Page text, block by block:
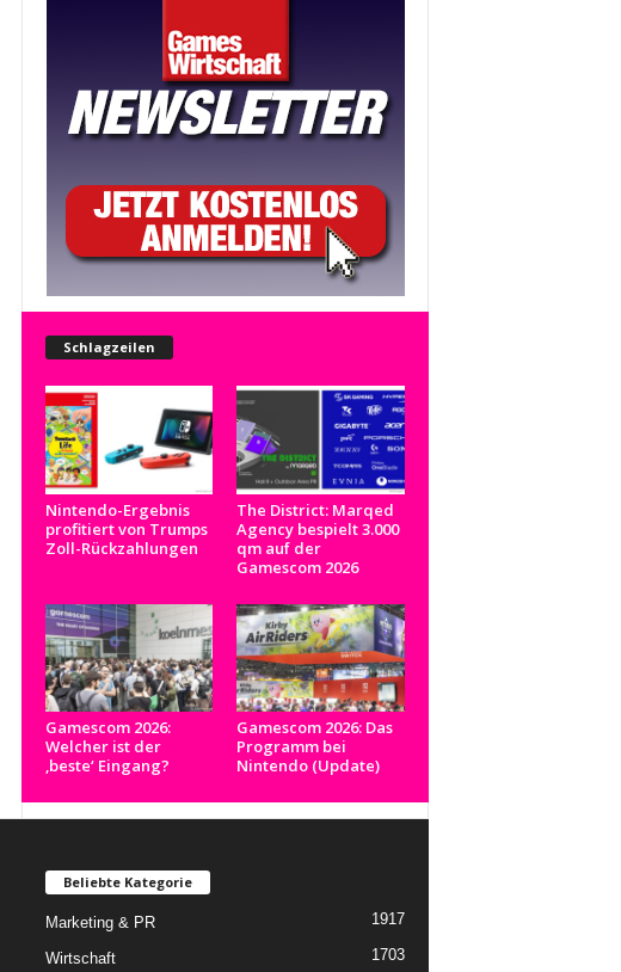
Schlagzeilen
Nintendo-Ergebnis
profitiert von Trumps
Zoll-Rückzahlungen
The District: Marqed
Agency bespielt 3.000
qm auf der
Gamescom 2026
Gamescom 2026:
Welcher ist der
‚beste‘ Eingang?
Gamescom 2026: Das
Programm bei
Nintendo (Update)
Beliebte Kategorie
Marketing & PR 1917
Wirtschaft 1703